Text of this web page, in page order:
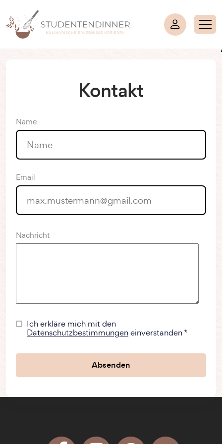
Kontakt
Name
Email
Nachricht
Ich erkläre mich mit den
Datenschutzbestimmungeneinverstanden *
Absenden